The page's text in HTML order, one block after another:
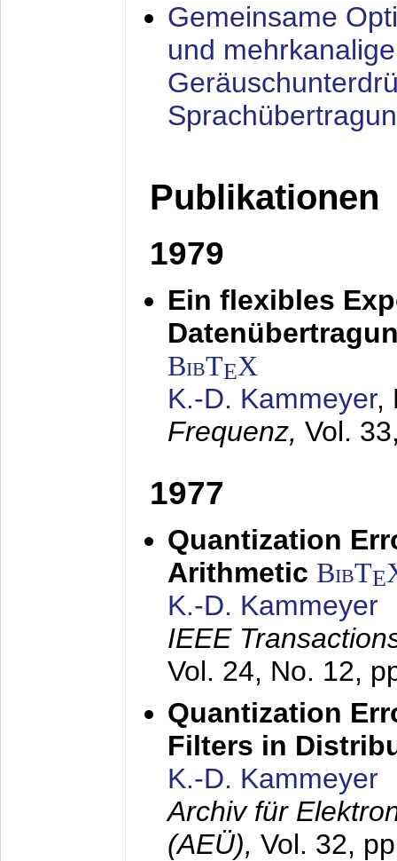
Gemeinsame
und
Publikationen
1979
Ein flexibles
BibTEX
K.-D. Kammeyer,
Frequenz, Vol.
1977
Quantization
Arithmetic BibTE
K.-D. Kammeyer
IEEE
Vol. 24, No. 12,
Quantization
Filters in
K.-D. Kammeyer
Archiv für
(AEÜ), Vol. 32,